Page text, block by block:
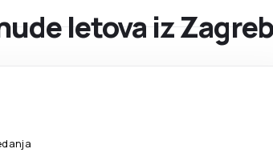
letova iz